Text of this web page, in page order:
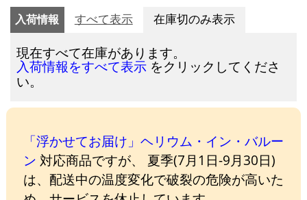
入荷情報 すべて表示 在庫切のみ表示
現在すべて在庫があります。
入荷情報をすべて表示 をクリックしてくださ
い。
「浮かせてお届け」ヘリウム・イン・バルー
ン 対応商品ですが、 夏季(7月1日-9月30日)
は、配送中の温度変化で破裂の危険が高いた